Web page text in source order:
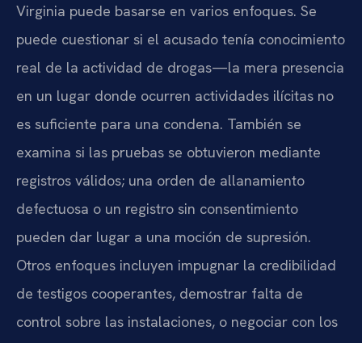
Virginia puede basarse en varios enfoques. Se
puede cuestionar si el acusado tenía conocimiento
real de la actividad de drogas—la mera presencia
en un lugar donde ocurren actividades ilícitas no
es suficiente para una condena. También se
examina si las pruebas se obtuvieron mediante
registros válidos; una orden de allanamiento
defectuosa o un registro sin consentimiento
pueden dar lugar a una moción de supresión.
Otros enfoques incluyen impugnar la credibilidad
de testigos cooperantes, demostrar falta de
control sobre las instalaciones, o negociar con los